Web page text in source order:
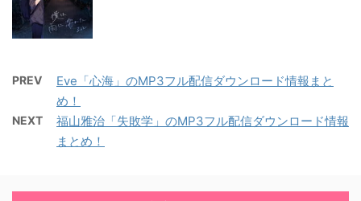
PREV
Eve「心海」のMP3フル配信ダウンロード情報まと
め！
NEXT
福山雅治「失敗学」のMP3フル配信ダウンロード情報
まとめ！